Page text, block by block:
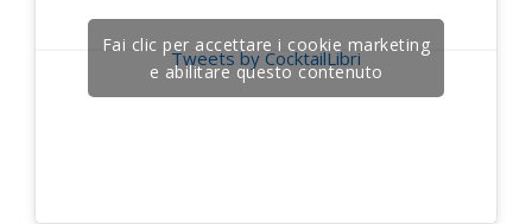
Tweets by CocktailLibri
Fai clic per accettare i cookie marketing
e abilitare questo contenuto